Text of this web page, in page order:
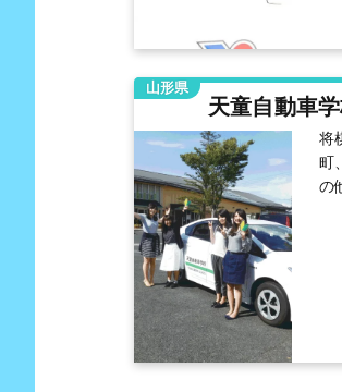
山形県
天童自動車
将
町
の